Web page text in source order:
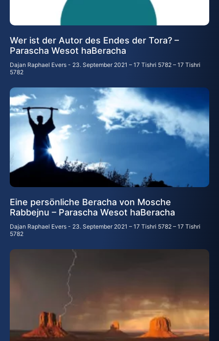
Wer ist der Autor des Endes der Tora? –
Parascha Wesot haBeracha
Dajan Raphael Evers
23. September 2021 – 17 Tishri 5782 – 17 Tishri
5782
Eine persönliche Beracha von Mosche
Rabbejnu – Parascha Wesot haBeracha
Dajan Raphael Evers
23. September 2021 – 17 Tishri 5782 – 17 Tishri
5782